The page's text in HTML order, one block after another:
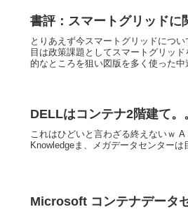
書評：スマートグリッドに
とりあえず今スマートグリッドにつ
目は政策課題としてスマートグリッ
的なところを狙い図版を多く使った中
DELLはコンテナ2階建て。
これはひどいと言わざる終えないｗ
Knowledgeま、メガデータセンター
Microsoft コンテナデータ